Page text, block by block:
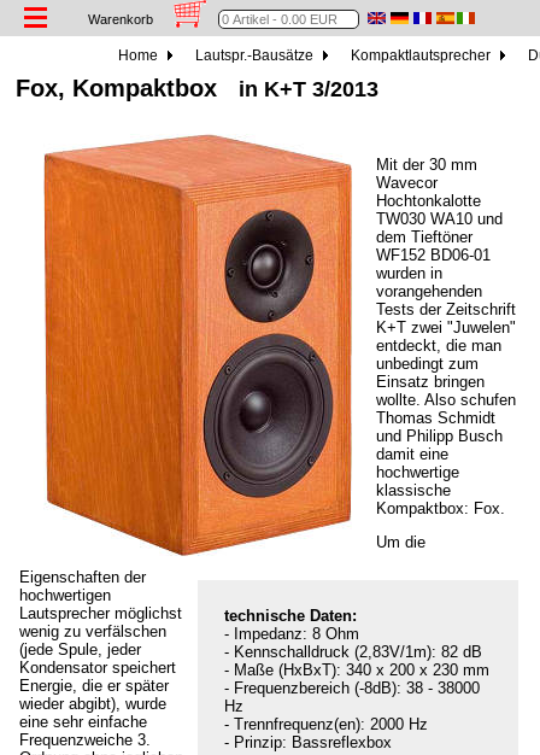
Warenkorb
Home Lautspr.-Bausätze Kompaktlautsprecher
Fox, Kompaktbox in K+T 3/2013
technische Daten:
- Impedanz: 8 Ohm
- Kennschalldruck (2,83V/1m): 82 dB
- Maße (HxBxT): 340 x 200 x 230 mm
- Frequenzbereich (-8dB): 38 - 38000
Hz
- Trennfrequenz(en): 2000 Hz
- Prinzip: Bassreflexbox
Mit der 30 mm
Wavecor
Hochtonkalotte
TW030 WA10 und
dem Tieftöner
WF152 BD06-01
wurden in
vorangehenden
Tests der Zeitschrift
K+T zwei "Juwelen"
entdeckt, die man
unbedingt zum
Einsatz bringen
wollte. Also schufen
Thomas Schmidt
und Philipp Busch
damit eine
hochwertige
klassische
Kompaktbox: Fox.
Um die
Eigenschaften der
hochwertigen
Lautsprecher möglichst
wenig zu verfälschen
(jede Spule, jeder
Kondensator speichert
Energie, die er später
wieder abgibt), wurde
eine sehr einfache
Frequenzweiche 3.